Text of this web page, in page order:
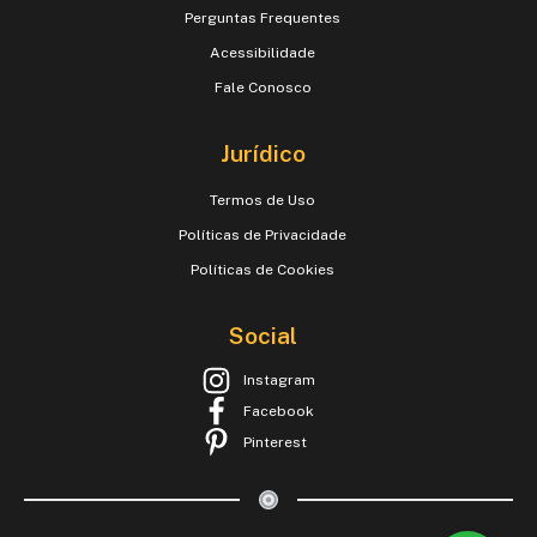
Perguntas Frequentes
Acessibilidade
Fale Conosco
Jurídico
Termos de Uso
Políticas de Privacidade
Políticas de Cookies
Social
Instagram
Facebook
Pinterest